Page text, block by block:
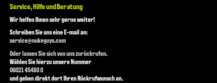
Service, Hilfe und Beratung
Wir helfen Ihnen sehr gerne weiter!
Schreiben Sie uns eine E-mail an:
service@nukeguys.com
Oder lassen Sie sich von uns zurückrufen.
Wählen Sie hierzu unsere Nummer
06021 45480 0
und geben direkt dort Ihren Rückrufwunsch an.